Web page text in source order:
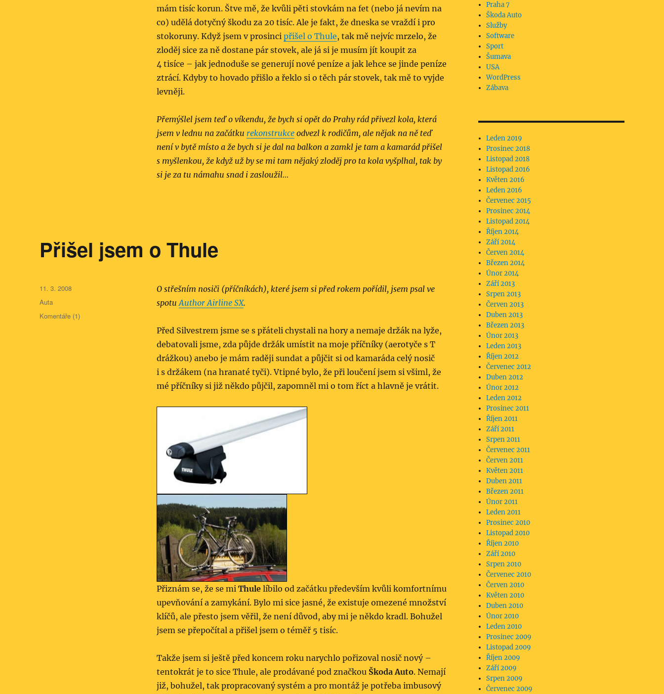
mám tisíc korun. Štve mě, že kvůli pěti stovkám na fet (nebo já nevím na
co) udělá dotyčný škodu za 20 tisíc. Ale je fakt, že dneska se vraždí i pro
stokoruny. Když jsem v prosinci přišel o Thule, tak mě nejvíc mrzelo, že
zloděj sice za ně dostane pár stovek, ale já si je musím jít koupit za
4 tisíce – jak jednoduše se generují nové peníze a jak lehce se jinde peníze
ztrácí. Kdyby to hovado přišlo a řeklo si o těch pár stovek, tak mě to vyjde
levněji.
Přemýšlel jsem teď o víkendu, že bych si opět do Prahy rád přivezl kola, která
jsem v lednu na začátku rekonstrukceodvezl k rodičům, ale nějak na ně teď
není v bytě místo a že bych si je dal na balkon a zamkl je tam a kamarád přišel
s myšlenkou, že když už by se mi tam nějaký zloděj pro ta kola vyšplhal, tak by
si je za tu námahu snad i zasloužil…
Přišel jsem o Thule
O střešním nosiči (příčníkách), které jsem si před rokem pořídil, jsem psal ve
spotuAuthor Airline SX.
Před Silvestrem jsme se s přáteli chystali na hory a nemaje držák na lyže,
debatovali jsme, zda půjde držák umístit na moje příčníky (aerotyče s T
drážkou) anebo je mám raději sundat a půjčit si od kamaráda celý nosič
i s držákem (na hranaté tyči). Vtipné bylo, že při loučení jsem si všiml, že
mé příčníky si již někdo půjčil, zapomněl mi o tom říct a hlavně je vrátit.
Přiznám se, že se mi Thulelíbilo od začátku především kvůli komfortnímu
upevňování a zamykání. Bylo mi sice jasné, že existuje omezené množství
klíčů, ale přesto jsem věřil, že není důvod, aby mi je někdo kradl. Bohužel
jsem se přepočítal a přišel jsem o téměř 5 tisíc.
Takže jsem si ještě před koncem roku narychlo pořizoval nosič nový –
tentokrát je to sice Thule, ale prodávané pod značkou Škoda Auto. Nemají
již, bohužel, tak propracovaný systém a pro montáž je potřeba imbusový
Publikováno:
11. 3. 2008
Rubriky:
Auta
Komentáře (1)
Praha 7
Škoda Auto
Služby
Software
Sport
Šumava
USA
WordPress
Zábava
Leden 2019
Prosinec 2018
Listopad 2018
Listopad 2016
Květen 2016
Leden 2016
Červenec 2015
Prosinec 2014
Listopad 2014
Říjen 2014
Září 2014
Červen 2014
Březen 2014
Únor 2014
Září 2013
Srpen 2013
Červen 2013
Duben 2013
Březen 2013
Únor 2013
Leden 2013
Říjen 2012
Červenec 2012
Duben 2012
Únor 2012
Leden 2012
Prosinec 2011
Říjen 2011
Září 2011
Srpen 2011
Červenec 2011
Červen 2011
Květen 2011
Duben 2011
Březen 2011
Únor 2011
Leden 2011
Prosinec 2010
Listopad 2010
Říjen 2010
Září 2010
Srpen 2010
Červenec 2010
Červen 2010
Květen 2010
Duben 2010
Únor 2010
Leden 2010
Prosinec 2009
Listopad 2009
Říjen 2009
Září 2009
Srpen 2009
Červenec 2009